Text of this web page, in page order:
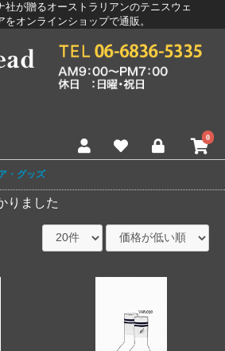
社が贈るオーストラリアンのテニスウェ
オンラインショップで通販。
0
・グッズ
りました